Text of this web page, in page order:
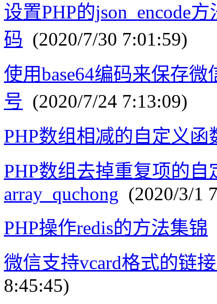
设置PHP的json_encode
码 (2020/7/30 7:01:59)
使用base64编码来保存
号 (2020/7/24 7:13:09)
PHP数组相减的自定义函
PHP数组去掉重复项的自
array_quchong (2020/3/1
PHP操作redis的方法集锦
微信支持vcard格式的链
8:45:45)